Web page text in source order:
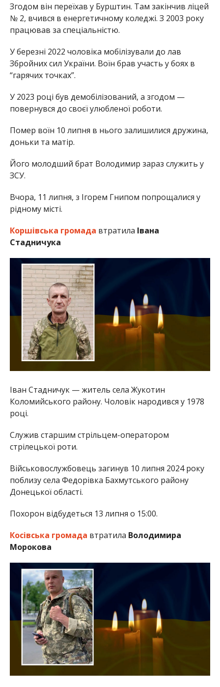
Згодом він переїхав у Бурштин. Там закінчив ліцей
№ 2, вчився в енергетичному коледжі. З 2003 року
працював за спеціальністю.
У березні 2022 чоловіка мобілізували до лав
Збройних сил України. Воїн брав участь у боях в
“гарячих точках”.
У 2023 році був демобілізований, а згодом —
повернувся до своєї улюбленої роботи.
Помер воїн 10 липня в нього залишилися дружина,
доньки та матір.
Його молодший брат Володимир зараз служить у
ЗСУ.
Вчора, 11 липня, з Ігорем Гнипом попрощалися у
рідному місті.
Коршівська громада втратила Івана
Стадничука
Іван Стадничук — житель села Жукотин
Коломийського району. Чоловік народився у 1978
році.
Служив старшим стрільцем-оператором
стрілецької роти.
Військовослужбовець загинув 10 липня 2024 року
поблизу села Федорівка Бахмутського району
Донецької області.
Похорон відбудеться 13 липня о 15:00.
Косівська громада втратила Володимира
Морокова